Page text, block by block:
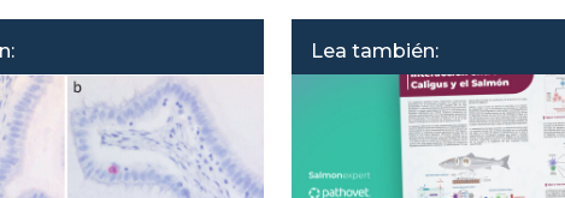
Lea también: